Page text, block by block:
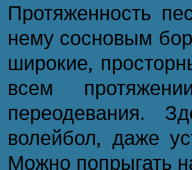
Протяженность
нему сосновым
широкие,
всем
переодевания.
волейбол, даже
Можно попрыгать